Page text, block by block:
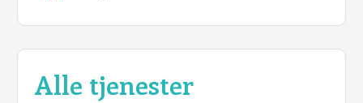
Alle tjenester